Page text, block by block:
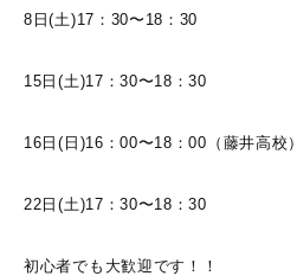
8日(土)17：30〜18：30
15日(土)17：30〜18：30
16日(日)16：00〜18：00（藤井高校）
22日(土)17：30〜18：30
初心者でも大歓迎です！！